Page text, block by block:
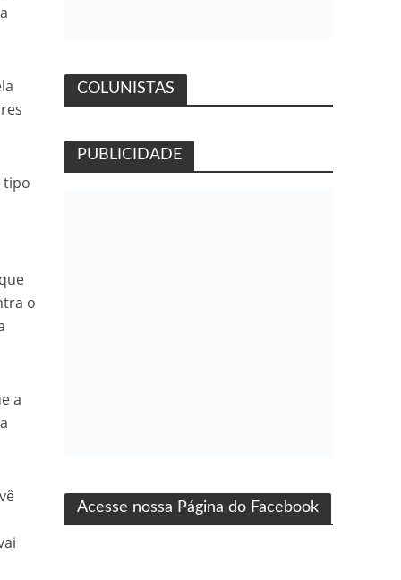
tipo
o
a
COLUNISTAS
PUBLICIDADE
Acesse nossa Página do Facebook